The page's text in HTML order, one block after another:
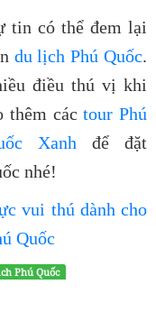
tin có thể đem lại
du lịch Phú Quốc.
điều thú vị khi
thêm cáctour Phú
Xanh để đặt
nhé!
vui thú dành cho
Quốc
Phú Quốc